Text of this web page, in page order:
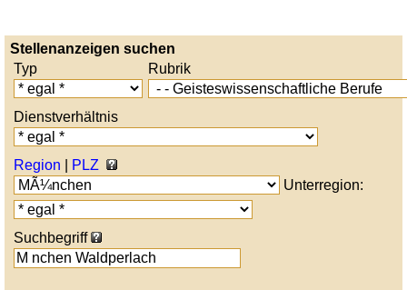
Stellenanzeigen suchen
Typ
Rubrik
Dienstverhältnis
Region
PLZ
Unterregion:
Suchbegriff